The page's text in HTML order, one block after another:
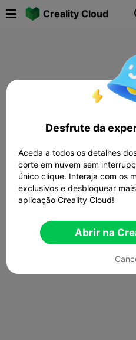
Creality Cloud
Desfrute da
Aceda a todos os detalhes
corte em nuvem sem
único clique. Interaja com os
exclusivos e desbloquear
aplicação Creality Cloud!
Abrir na